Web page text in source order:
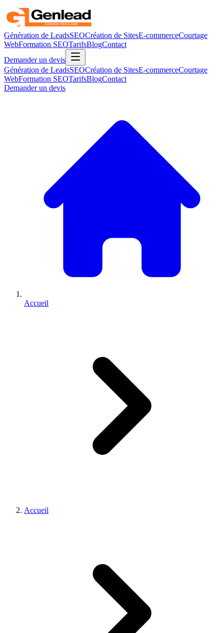
Génération de LeadsSEOCréation de SitesE-commerceCourtage
WebFormation SEOTarifsBlogContact
Demander un devis
Génération de LeadsSEOCréation de SitesE-commerceCourtage
WebFormation SEOTarifsBlogContact
Demander un devis
Accueil
Accueil